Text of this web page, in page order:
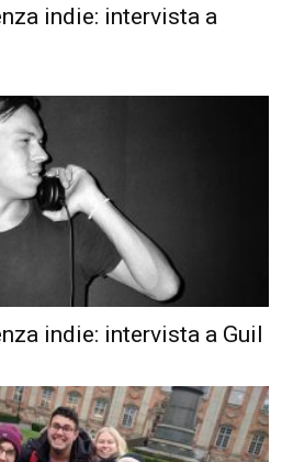
indie: intervista a
indie: intervista a Guil